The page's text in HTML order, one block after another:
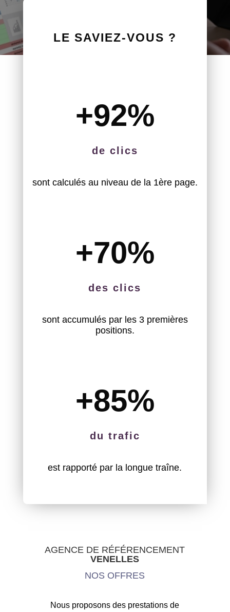
LE SAVIEZ-VOUS ?
+92%
de clics
sont calculés au niveau de la 1ère page.
+70%
des clics
sont accumulés par les 3 premières
positions.
+85%
du trafic
est rapporté par la longue traîne.
AGENCE DE RÉFÉRENCEMENT
VENELLES
NOS OFFRES
Nous proposons des prestations de